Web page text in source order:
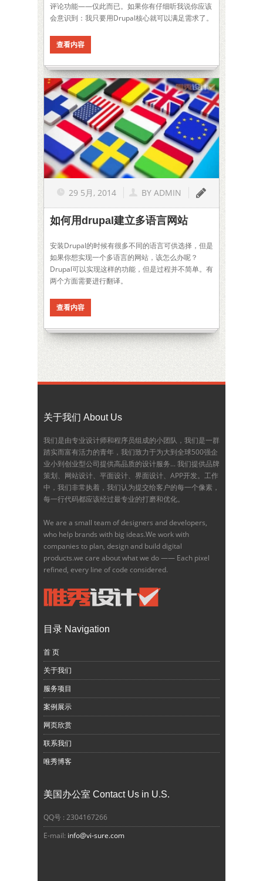
评论功能——仅此而已。如果你有仔细听我说你应该
会意识到：我只要用Drupal核心就可以满足需求了。
查看内容
29 5月, 2014 BY ADMIN
如何用drupal建立多语言网站
安装Drupal的时候有很多不同的语言可供选择，但是
如果你想实现一个多语言的网站，该怎么办呢？
Drupal可以实现这样的功能，但是过程并不简单。有
两个方面需要进行翻译。
查看内容
关于我们 About Us
我们是由专业设计师和程序员组成的小团队，我们是一群
踏实而富有活力的青年，我们致力于为大到全球500强企
业小到创业型公司提供高品质的设计服务... 我们提供品牌
策划、网站设计、平面设计、界面设计、APP开发。工作
中，我们非常执着，我们认为提交给客户的每一个像素，
每一行代码都应该经过最专业的打磨和优化。
We are a small team of designers and developers,
who help brands with big ideas.We work with
companies to plan, design and build digital
products.we care about what we do —— Each pixel
refined, every line of code considered.
目录 Navigation
首 页
关于我们
服务项目
案例展示
网页欣赏
联系我们
唯秀博客
美国办公室 Contact Us in U.S.
QQ号 : 2304167266
E-mail: info@vi-sure.com